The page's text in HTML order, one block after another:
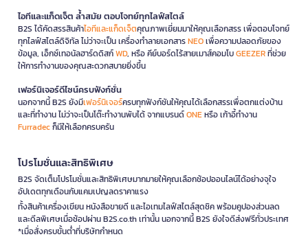
ไอทีและแก็ดเจ็ต ล้ำสมัย ตอบโจทย์ทุกไลฟ์สไตล์
B2S ได้คัดสรรสินค้าไอทีและแก็ดเจ็ตคุณภาพเยี่ยมมาให้คุณเลือกสรร เพื่อตอบโจทย์
ทุกไลฟ์สไตล์ดิจิทัล ไม่ว่าจะเป็น เครื่องทำลายเอกสารNEOเพื่อความปลอดภัยของ
ข้อมูล, เอ็กซ์เทอนัลฮาร์ดดิสก์WD, หรือ คีย์บอร์ดไร้สายเมาส์คอมโบGEEZERที่ช่วย
ให้การทำงานของคุณสะดวกสบายยิ่งขึ้น
เฟอร์นิเจอร์ดีไซน์ครบฟังก์ชั่น
นอกจากนี้ B2S ยังมีเฟอร์นิเจอร์ครบทุกฟังก์ชันให้คุณได้เลือกสรรเพื่อตกแต่งบ้าน
และที่ทำงาน ไม่ว่าจะเป็นโต๊ะทำงานพับได้ จากแบรนด์ONEหรือ เก้าอี้ทำงาน
Furradecก็มีให้เลือกครบครัน
โปรโมชั่นและสิทธิพิเศษ
B2S จัดเต็มโปรโมชั่นและสิทธิพิเศษมากมายให้คุณเลือกช้อปออนไลน์ได้อย่างจุใจ
อัปเดตทุกเดือนกับแคมเปญลดราคาแรง
ทั้งสินค้าเครื่องเขียน หนังสือขายดี และไอเทมไลฟ์สไตล์สุดชิค พร้อมคูปองส่วนลด
และดีลพิเศษเมื่อช้อปผ่าน B2S.co.th เท่านั้น นอกจากนี้ B2S ยังใจดีส่งฟรีทั่วประเทศ
*เมื่อสั่งครบขั้นต่ำที่บริษัทกำหนด